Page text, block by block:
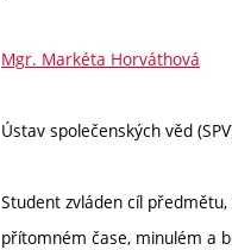
Mgr. Markéta Horváthová
Ústav společenských věd
Student zvláden cíl
přítomném čase, minulém a